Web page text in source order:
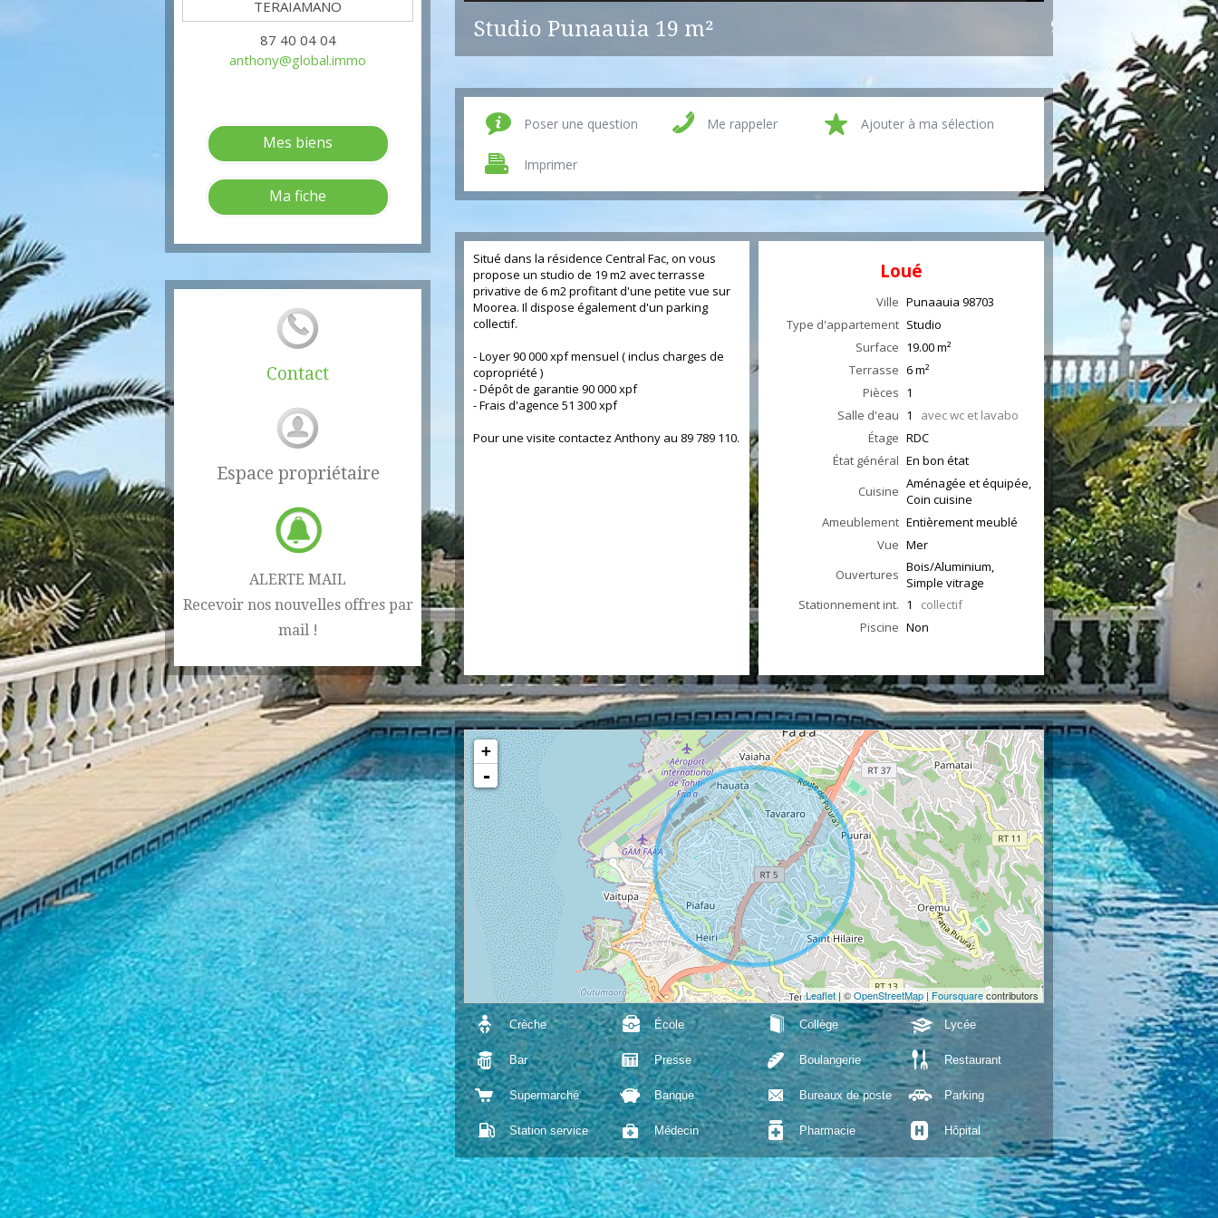
87 40 04 04
anthony@global.immo
Mes biens
Ma fiche
Contact
Espace propriétaire
ALERTE MAIL
Recevoir nos nouvelles offres par
mail !
Studio Punaauia 19 m² 90 000 CFP/mois HC
Poser une question Me rappeler Ajouter à ma sélection
Imprimer
Situé dans la résidence Central Fac, on vous
propose un studio de 19 m2 avec terrasse
privative de 6 m2 profitant d'une petite vue sur
Moorea. Il dispose également d'un parking
collectif.
- Loyer 90 000 xpf mensuel ( inclus charges de
copropriété )
- Dépôt de garantie 90 000 xpf
- Frais d'agence 51 300 xpf
Pour une visite contactez Anthony au 89 789 110.
Loué
Ville Punaauia 98703
Type d'appartement Studio
Surface 19.00m²
Terrasse 6m²
Pièces 1
Salle d'eau 1 avec wc et lavabo
Étage RDC
État général En bon état
Cuisine Aménagée et équipée,
Coin cuisine
Ameublement Entièrement meublé
Vue Mer
Ouvertures Bois/Aluminium,
Simple vitrage
Stationnement int. 1 collectif
Piscine Non
+
-
Leaflet| ©OpenStreetMap|Foursquarecontributors
Crèche École Collège Lycée
Bar Presse Boulangerie Restaurant
Supermarché Banque Bureaux de poste Parking
Station service Médecin Pharmacie Hôpital